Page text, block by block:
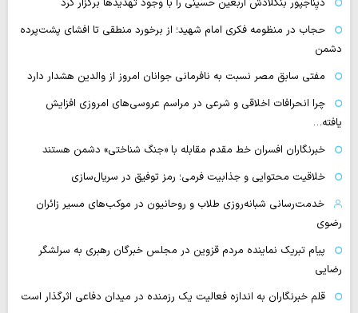
حجاب در منظومه فکری امام شهید؛ از برخورد منطقی تا افشای پشت‌پرده
دشمن
مفتی سابق مصر نسبت به نافرمانی جوانان امروز از والدین هشدار دارد
چرا انحرافات اخلاقی و شرعی در مراسم عروسی‌های امروزی افزایش
یافته…
خبرنگاران افسران خط مقدم مقابله با «جنگ شناختی» دشمن هستند
خلاقیت محتوایی و جذابیت فرمی؛ رمز توفیق در سریال‌سازی
خدمت‌رسانی شبانه‌روزی طلاب و روحانیون در موکب‌های مسیر زائران
رضوی
پیام تبریک نماینده مردم قزوین در مجلس خبرگان رهبری به سرلشگر
رضایی
قلم خبرنگاران به اندازه فعالیت یک رزمنده در میدان دفاعی اثرگذار است